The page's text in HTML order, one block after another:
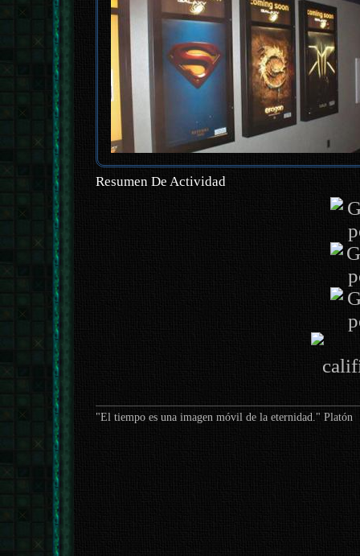
Resumen De Actividad
"El tiempo es una imagen móvil de la eternidad." Platón